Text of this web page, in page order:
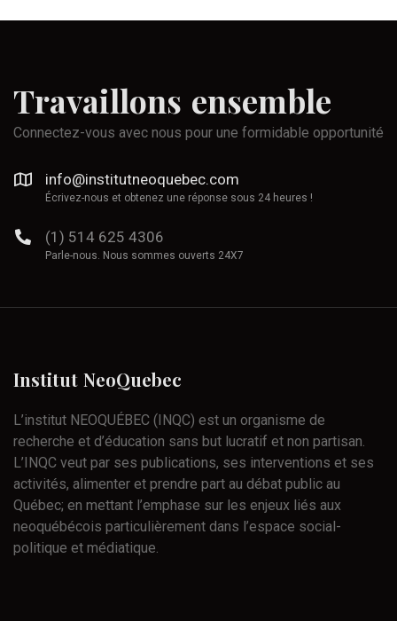
Travaillons ensemble
Connectez-vous avec nous pour une formidable opportunité
info@institutneoquebec.com
Écrivez-nous et obtenez une réponse sous 24 heures !
(1) 514 625 4306
Parle-nous. Nous sommes ouverts 24X7
Institut NeoQuebec
L’institut NEOQUÉBEC (INQC) est un organisme de
recherche et d’éducation sans but lucratif et non partisan.
L’INQC veut par ses publications, ses interventions et ses
activités, alimenter et prendre part au débat public au
Québec; en mettant l’emphase sur les enjeux liés aux
neoquébécois particulièrement dans l’espace social-
politique et médiatique.